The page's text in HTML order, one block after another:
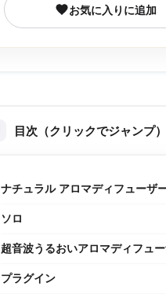
お気に入りに追加
目次（クリックでジャンプ）
ナチュラル アロマディフューザ
ソロ
超音波うるおいアロマディフュ
プラグイン